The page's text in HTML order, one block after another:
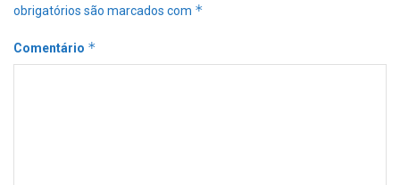
obrigatórios são marcados com *
Comentário *